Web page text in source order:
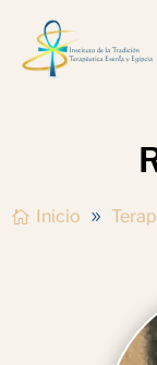
Inicio